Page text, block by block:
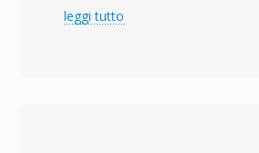
format (MPEG-4 Part 12), che a
leggi tutto